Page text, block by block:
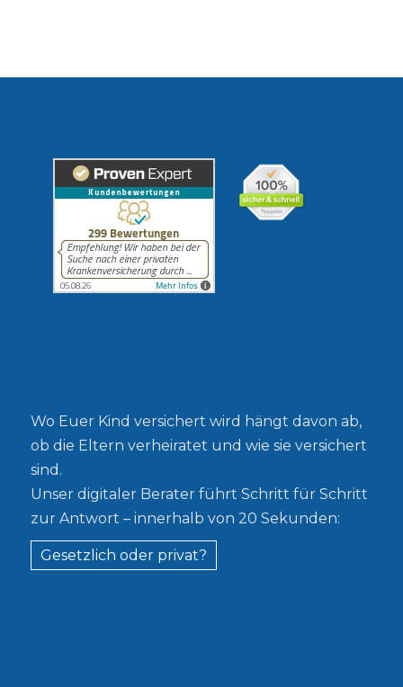
Wo Euer Kind versichert wird hängt davon ab,
ob die Eltern verheiratet und wie sie versichert
sind.
Unser digitaler Berater führt Schritt für Schritt
zur Antwort – innerhalb von 20 Sekunden:
Gesetzlich oder privat?